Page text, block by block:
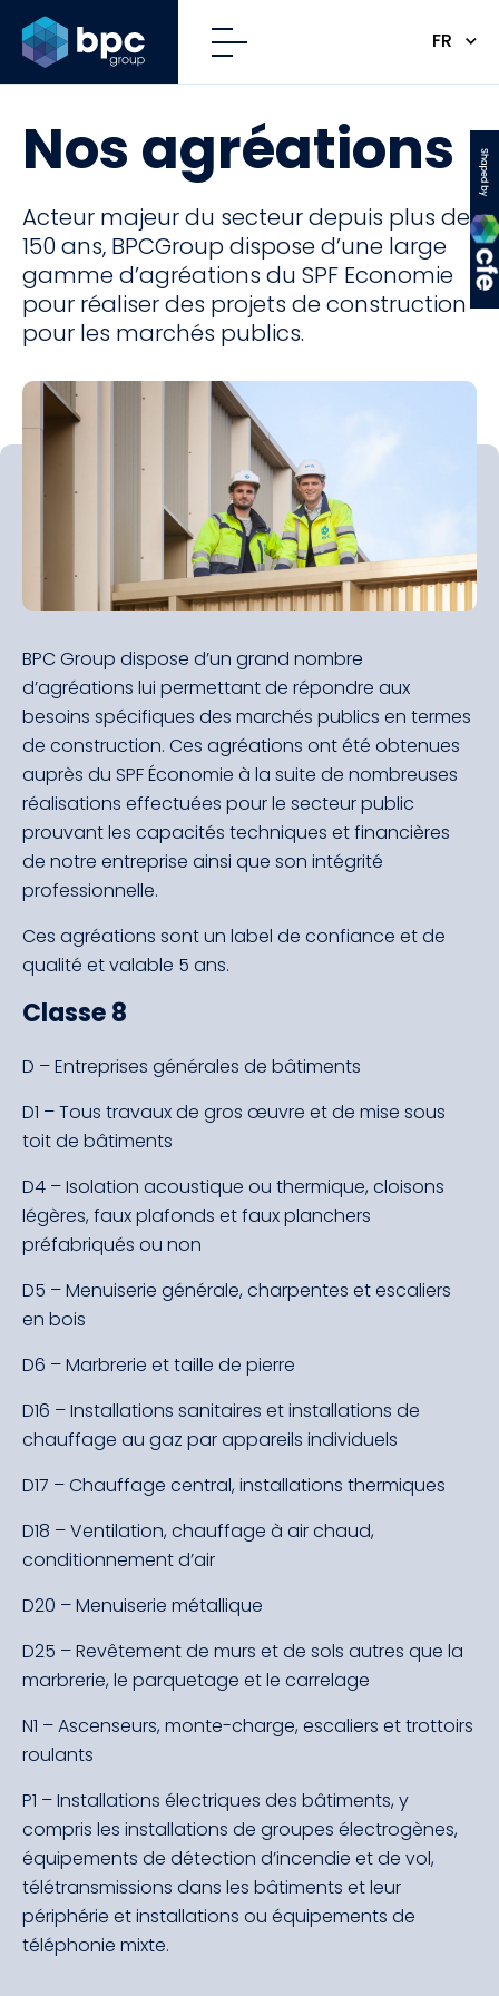
CFE
FR
Nos agréations
Acteur majeur du secteur depuis plus de
150 ans, BPCGroup dispose d’une large
gamme d’agréations du SPF Economie
pour réaliser des projets de construction
pour les marchés publics.
BPC Group dispose d’un grand nombre
d’agréations lui permettant de répondre aux
besoins spécifiques des marchés publics en termes
de construction. Ces agréations ont été obtenues
auprès du SPF Économie à la suite de nombreuses
réalisations effectuées pour le secteur public
prouvant les capacités techniques et financières
de notre entreprise ainsi que son intégrité
professionnelle.
Ces agréations sont un label de confiance et de
qualité et valable 5 ans.
Classe 8
D – Entreprises générales de bâtiments
D1 – Tous travaux de gros œuvre et de mise sous
toit de bâtiments
D4 – Isolation acoustique ou thermique, cloisons
légères, faux plafonds et faux planchers
préfabriqués ou non
D5 – Menuiserie générale, charpentes et escaliers
en bois
D6 – Marbrerie et taille de pierre
D16 – Installations sanitaires et installations de
chauffage au gaz par appareils individuels
D17 – Chauffage central, installations thermiques
D18 – Ventilation, chauffage à air chaud,
conditionnement d’air
D20 – Menuiserie métallique
D25 – Revêtement de murs et de sols autres que la
marbrerie, le parquetage et le carrelage
N1 – Ascenseurs, monte-charge, escaliers et trottoirs
roulants
P1 – Installations électriques des bâtiments, y
compris les installations de groupes électrogènes,
équipements de détection d’incendie et de vol,
télétransmissions dans les bâtiments et leur
périphérie et installations ou équipements de
téléphonie mixte.